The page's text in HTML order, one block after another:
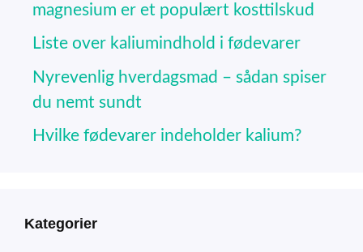
magnesium er et populært kosttilskud
Liste over kaliumindhold i fødevarer
Nyrevenlig hverdagsmad – sådan spiser
du nemt sundt
Hvilke fødevarer indeholder kalium?
Kategorier